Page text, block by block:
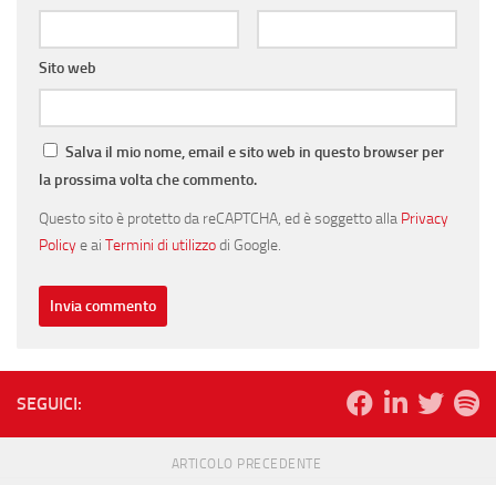
Sito web
Salva il mio nome, email e sito web in questo browser per
la prossima volta che commento.
Questo sito è protetto da reCAPTCHA, ed è soggetto alla Privacy
Policye ai Termini di utilizzodi Google.
SEGUICI:
ARTICOLO PRECEDENTE